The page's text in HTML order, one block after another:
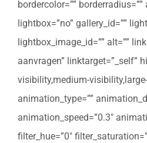
bordercolor=”” borderradius=””
lightbox=”no” gallery_id=””
lightbox_image_id=”” alt=””
aanvragen” linktarget=”_self”
visibility,medium-
animation_type=””
animation_speed=”0.3″
filter_hue=”0″